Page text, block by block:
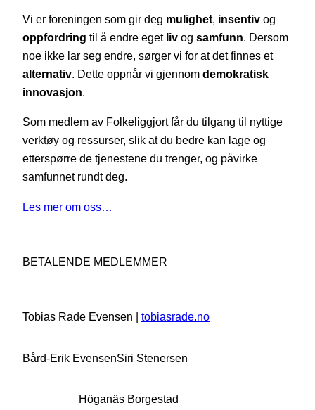
Vi er foreningen som gir deg mulighet, insentiv og
oppfordring til å endre eget liv og samfunn. Dersom
noe ikke lar seg endre, sørger vi for at det finnes et
alternativ. Dette oppnår vi gjennom demokratisk
innovasjon.
Som medlem av Folkeliggjort får du tilgang til nyttige
verktøy og ressurser, slik at du bedre kan lage og
etterspørre de tjenestene du trenger, og påvirke
samfunnet rundt deg.
Les mer om oss…
BETALENDE MEDLEMMER
Tobias Rade Evensen | tobiasrade.no
Bård-Erik EvensenSiri Stenersen
Höganäs Borgestad